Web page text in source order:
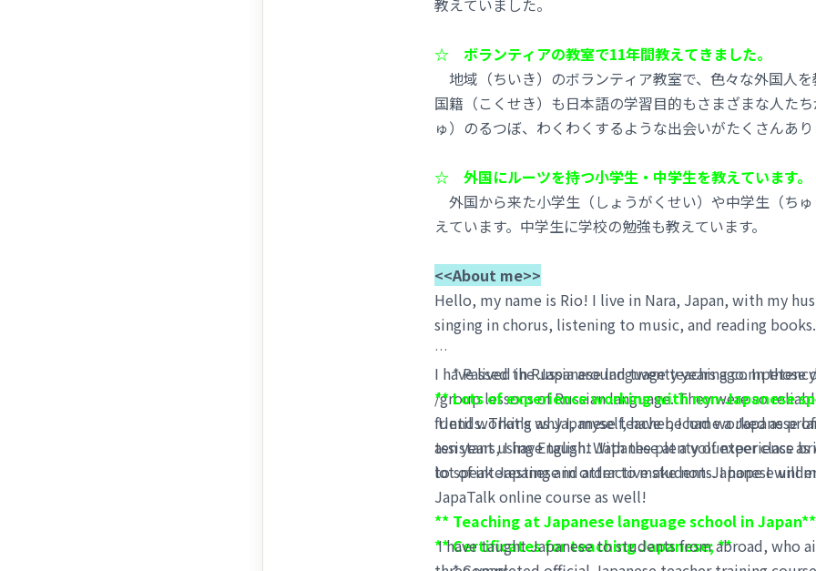
・Experience
When I was a college student, I have taught English as a
❁When studying in UC Davis, I've taught Japanese as a
supplementary class.
❁
Currently I have been working at one of the bigggest
managemet in Japan and dealing with import and export
The qualifications I have are “Eiken” Level Pre-1, TOEIC
＊＊＊＊＊＊＊＊＊＊＊＊＊＊＊＊＊＊＊＊＊＊＊＊＊＊＊＊
＊Camera OFF is also OK.
I'm looking forward to seeing you soon in my class!!!
はじめまして！Yukiです。
★早稲田大学（だいがく）卒業（そつぎょう）、University of
大学在学中（ざいがくちゅう）にUC Davis へ留学をしました。
★シンガポールに住んで、はたいていました。
日常的（にちじょうてき）な英語が話せます。
★東京生まれ・育ち（そだち）、海外旅行・F１、ワイン/ウイスキ
＊＊＊＊＊＊＊＊＊＊＊＊＊＊＊＊＊＊＊＊＊＊＊＊＊＊＊＊
・レッスン内容
❁ 文法：JLPT（日本語能力検定）テスト対策（Level：N2~N5)
☆ ボランティアの教室で11年間教えてきました。
地域（ちいき）のボランティア教室で、色々な外国人
国籍（こくせき）も日本語の学習目的もさまざまな人た
ゅ）のるつぼ、わくわくするような出会いがたくさんあり
☆ 外国にルーツを持つ小学生・中学生を教えています。
外国から来た小学生（しょうがくせい）や中学生（ち
えています。中学生に学校の勉強も教えています。
<<About me>>
Hello, my name is Rio! I live in Nara, Japan, with my
singing in chorus, listening to music, and reading books.
I have lived in Russia around twenty years ago. In
/group lessons of Russian language. They were so
friends. That's why I, myself, have become a Japanese
ten years, I have taught Japanese at a volunteer class
lot of interesting and attractive students. I hope I will
JapaTalk online course as well!
​
** Certificates for teaching Japanese; **
* Passed the Japanese language teaching
** Lots of experience working with non-Japanese
Until working as Japanese teacher, I had worked as
assistant using English. With the plenty of experience
to speak Japanese in order to make non-Japanese
** Teaching at Japanese language school in Japan**
I have taught Japanese to students from abroad, who